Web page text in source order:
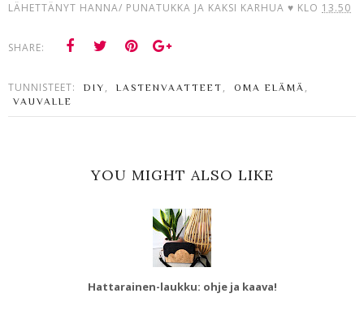
LÄHETTÄNYT HANNA/ PUNATUKKA JA KAKSI KARHUA ♥ KLO 13.50
SHARE:
TUNNISTEET: DIY , LASTENVAATTEET , OMA ELÄMÄ ,
VAUVALLE
YOU MIGHT ALSO LIKE
Hattarainen-laukku: ohje ja kaava!